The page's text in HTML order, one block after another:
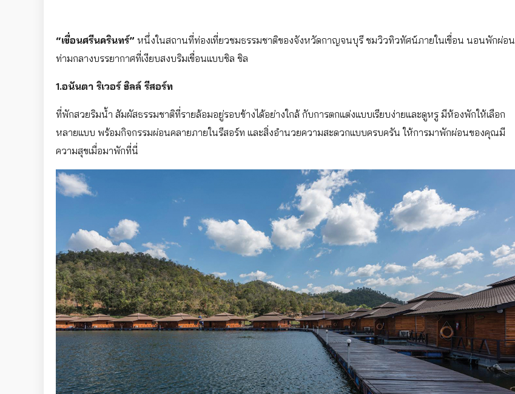
“เขื่อนศรีนครินทร์” หนึ่งในสถานที่ท่องเที่ยวชมธรรมชาติของจังหวัดกาญจนบุรี ชมวิวทิวทัศน์ภายในเขื่อน นอนพักผ่อน
ท่ามกลางบรรยากาศที่เงียบสงบริมเขื่อนแบบชิล ชิล
1.อนันตา ริเวอร์ ฮิลล์ รีสอร์ท
ที่พักสวยริมน้ำ สัมผัสธรรมชาติที่รายล้อมอยู่รอบข้างได้อย่างใกล้ กับการตกแต่งแบบเรียบง่ายและดูหรู มีห้องพักให้เลือก
หลายแบบ พร้อมกิจกรรมผ่อนคลายภายในรีสอร์ท และสิ่งอำนวยความสะดวกแบบครบครัน ให้การมาพักผ่อนของคุณมี
ความสุขเมื่อมาพักที่นี่